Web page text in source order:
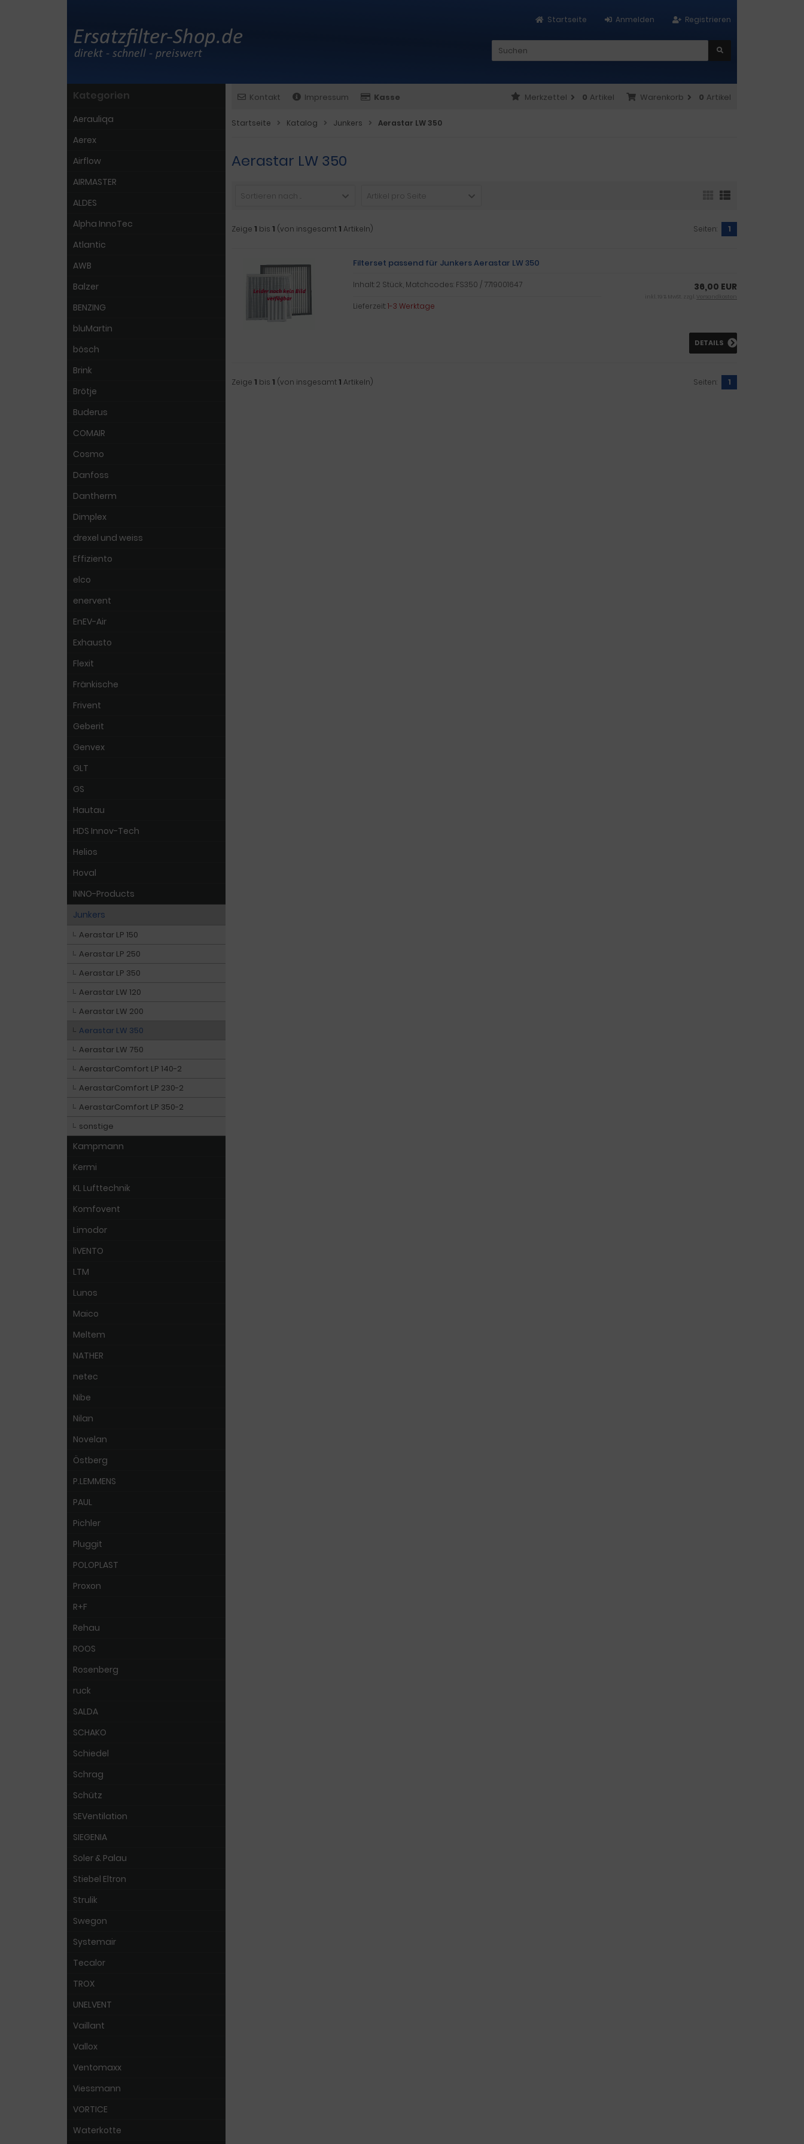
Registrieren
Anmelden
Startseite
Kontakt Impressum Kasse Warenkorb 0 Artikel
Merkzettel 0 Artikel
Startseite Katalog Junkers Aerastar LW 350
Aerastar LW 350
Sortieren nach ... Artikel pro Seite
Zeige 1 bis 1 (von insgesamt1 Artikeln) Seiten: 1
Filterset passend für Junkers Aerastar LW 350
Inhalt: 2 Stück, Matchcodes: FS350 / 7719001647
Lieferzeit:1-3 Werktage
36,00 EUR
inkl. 19 % MwSt. zzgl. Versandkosten
DETAILS
Zeige 1 bis 1 (von insgesamt1 Artikeln) Seiten: 1
Kategorien
Aerauliqa
Aerex
Airflow
AIRMASTER
ALDES
Alpha InnoTec
Atlantic
AWB
Balzer
BENZING
bluMartin
bösch
Brink
Brötje
Buderus
COMAIR
Cosmo
Danfoss
Dantherm
Dimplex
drexel und weiss
Effiziento
elco
enervent
EnEV-Air
Exhausto
Flexit
Fränkische
Frivent
Geberit
Genvex
GLT
GS
Hautau
HDS Innov-Tech
Helios
Hoval
INNO-Products
Junkers
Aerastar LP 150
Aerastar LP 250
Aerastar LP 350
Aerastar LW 120
Aerastar LW 200
Aerastar LW 350
Aerastar LW 750
AerastarComfort LP 140-2
AerastarComfort LP 230-2
AerastarComfort LP 350-2
sonstige
Kampmann
Kermi
KL Lufttechnik
Komfovent
Limodor
liVENTO
LTM
Lunos
Maico
Meltem
NATHER
netec
Nibe
Nilan
Novelan
Östberg
P.LEMMENS
PAUL
Pichler
Pluggit
POLOPLAST
Proxon
R+F
Rehau
ROOS
Rosenberg
ruck
SALDA
SCHAKO
Schiedel
Schrag
Schütz
SEVentilation
SIEGENIA
Soler & Palau
Stiebel Eltron
Strulik
Swegon
Systemair
Tecalor
TROX
UNELVENT
Vaillant
Vallox
Ventomaxx
Viessmann
VORTICE
Waterkotte